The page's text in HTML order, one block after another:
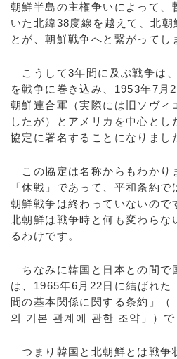
朝鮮半島の主権争いによって、
いた北緯38度線を越えて、北朝
とが、朝鮮戦争へと繋がってし
こうして3年間に及ぶ戦争は
を戦争に巻き込み、1953年7月
朝鮮連合軍（実際には旧ソヴィ
したが）とアメリカを中心と
協定に署名することになりまし
この協定は名称からもわかり
「休戦」であって、平和条約
朝鮮戦争は終わっていないので
北朝鮮は戦争時と何も変わらな
るわけです。
ちなみに韓国と日本との間で
は、1965年6月22日に結ばれた
間の基本関係に関する条約」（
의 기본 관계에 관한 조약」）で
つまり韓国と北朝鮮とは戦争